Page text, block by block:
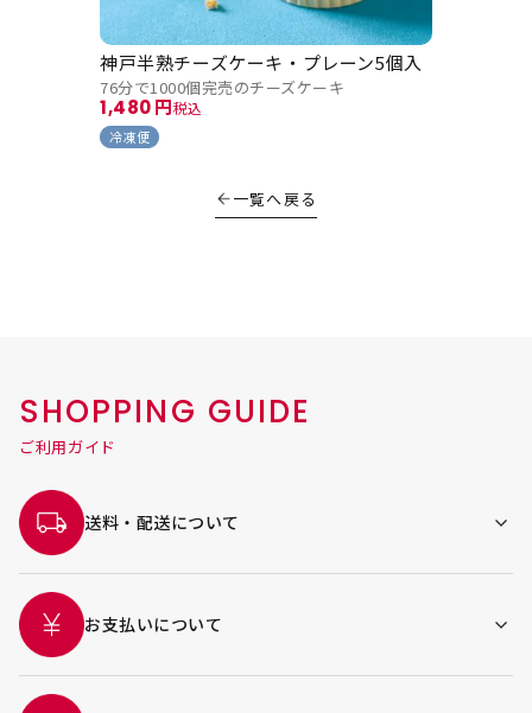
76分で1000個完売のチーズケーキ
神戸半熟チーズケーキ・プレーン5個入
冷凍便
1,480 税込
一覧へ戻る
SHOPPING GUIDE
ご利用ガイド
送料・配送について
お支払いについて